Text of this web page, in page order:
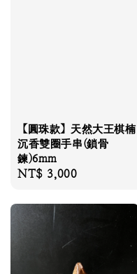
【圓珠款】天然大王棋楠
沉香雙圈手串(鎖骨
鍊)6mm
Regular
NT$ 3,000